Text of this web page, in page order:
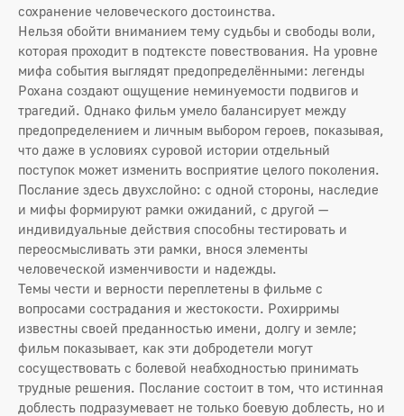
сохранение человеческого достоинства.
Нельзя обойти вниманием тему судьбы и свободы воли,
которая проходит в подтексте повествования. На уровне
мифа события выглядят предопределёнными: легенды
Рохана создают ощущение неминуемости подвигов и
трагедий. Однако фильм умело балансирует между
предопределением и личным выбором героев, показывая,
что даже в условиях суровой истории отдельный
поступок может изменить восприятие целого поколения.
Послание здесь двухслойно: с одной стороны, наследие
и мифы формируют рамки ожиданий, с другой —
индивидуальные действия способны тестировать и
переосмысливать эти рамки, внося элементы
человеческой изменчивости и надежды.
Темы чести и верности переплетены в фильме с
вопросами сострадания и жестокости. Рохирримы
известны своей преданностью имени, долгу и земле;
фильм показывает, как эти добродетели могут
сосуществовать с болевой неабходностью принимать
трудные решения. Послание состоит в том, что истинная
доблесть подразумевает не только боевую доблесть, но и